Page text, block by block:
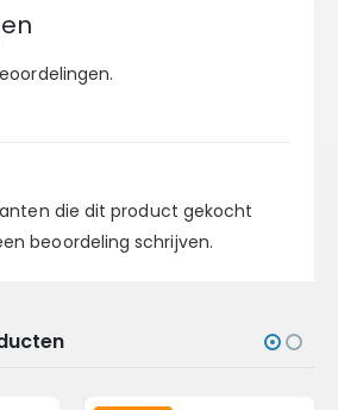
die dit product gekocht
beoordeling schrijven.